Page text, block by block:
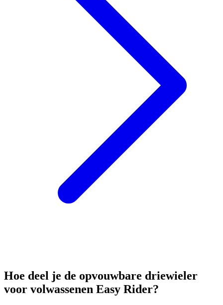
Hoe deel je de opvouwbare driewieler
voor volwassenen Easy Rider?